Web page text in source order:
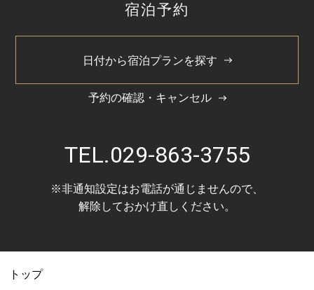
宿泊予約
日付から宿泊プランを探す
予約の確認・キャンセル
TEL.029-863-3755
※非通知設定はお電話が通じませんので、
解除しておかけ直しください。
トップ